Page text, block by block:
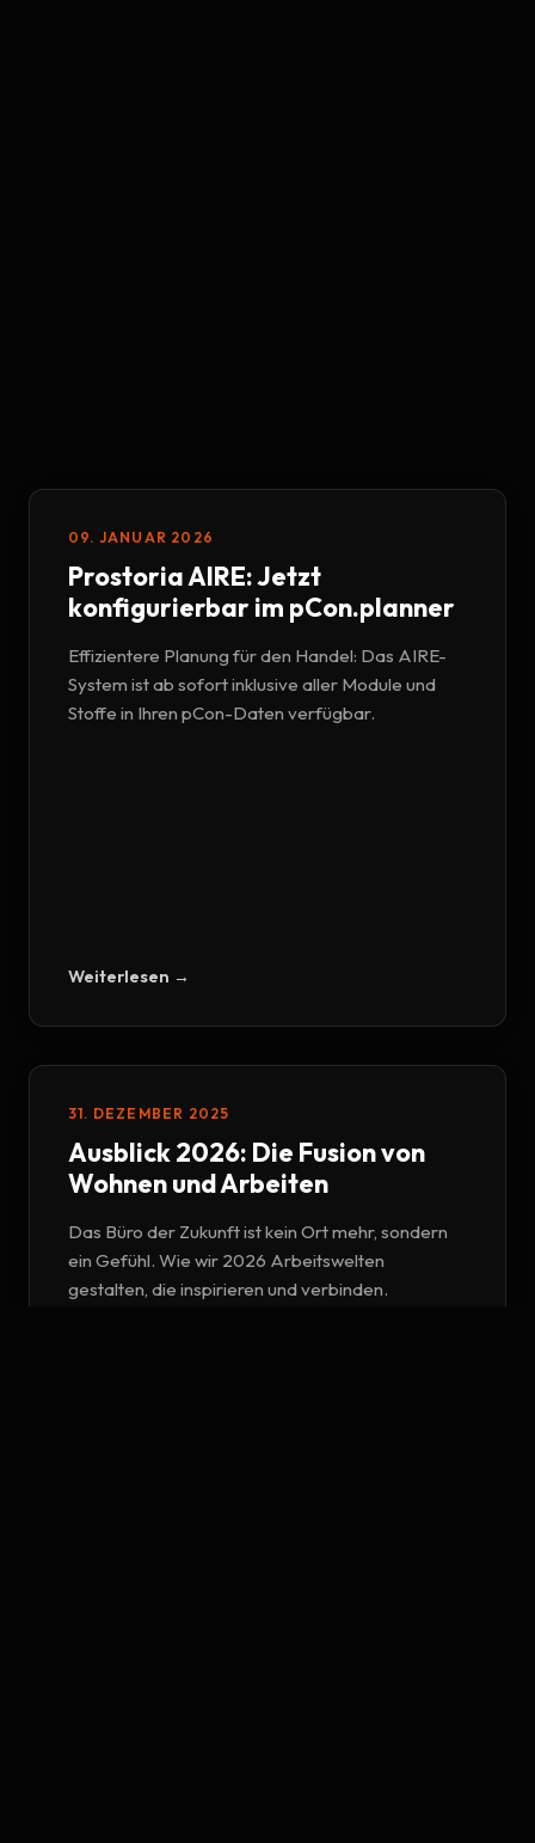
09. JANUAR 2026
Prostoria AIRE: Jetzt
konfigurierbar im pCon.planner
Effizientere Planung für den Handel: Das AIRE-
System ist ab sofort inklusive aller Module und
Stoffe in Ihren pCon-Daten verfügbar.
Weiterlesen →
31. DEZEMBER 2025
Ausblick 2026: Die Fusion von
Wohnen und Arbeiten
Das Büro der Zukunft ist kein Ort mehr, sondern
ein Gefühl. Wie wir 2026 Arbeitswelten
gestalten, die inspirieren und verbinden.